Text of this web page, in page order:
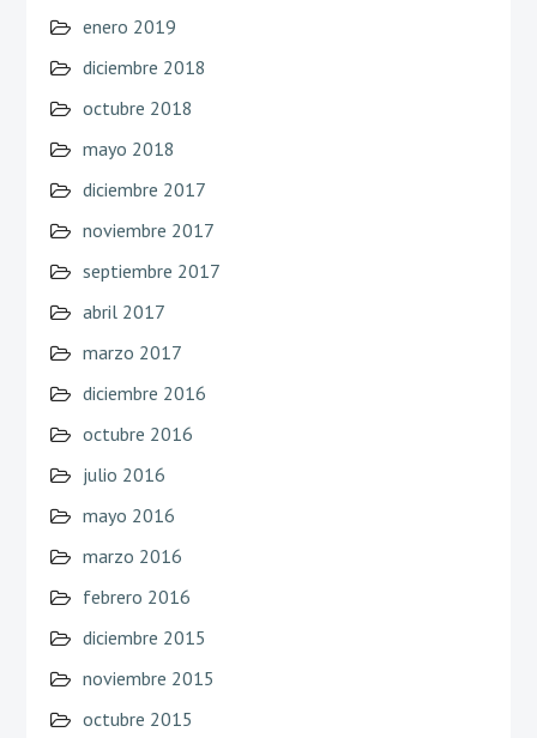
enero 2019
diciembre 2018
octubre 2018
mayo 2018
diciembre 2017
noviembre 2017
septiembre 2017
abril 2017
marzo 2017
diciembre 2016
octubre 2016
julio 2016
mayo 2016
marzo 2016
febrero 2016
diciembre 2015
noviembre 2015
octubre 2015